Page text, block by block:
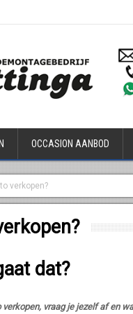
OCCASION AANBOD
verkopen?
dat?
vraag je jezelf af en